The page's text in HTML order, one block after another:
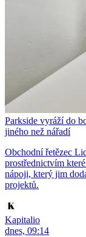
Parkside vyráží do
jiného než nářadí
Obchodní řetězec
prostřednictvím
nápoji, který jim
projektů.
Kapitalio
dnes, 09:14